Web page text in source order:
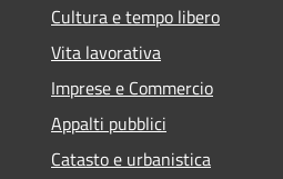
Cultura e tempo libero
Vita lavorativa
Imprese e Commercio
Appalti pubblici
Catasto e urbanistica